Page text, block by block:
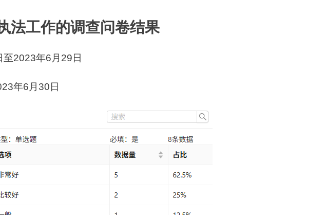
法工作的调查问卷结果
2023年6月29日
年6月30日